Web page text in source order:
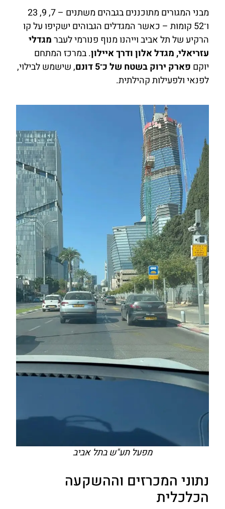
מבני המגורים מתוכננים בגבהים משתנים – 7, 9, 23
ו־52 קומות – כאשר המגדלים הגבוהים ישקיפו על קו
הרקיע של תל אביב וייהנו מנוף פנורמי לעברמגדלי
עזריאלי, מגדל אלון ודרך איילון. במרכז המתחם
יוקם פארק ירוק בשטח של כ־5 דונם
, שישמש לבילוי,
לפנאי ולפעילות קהילתית.
מפעל תע"ש בתל אביב
נתוני המכרזים וההשקעה
הכלכלית